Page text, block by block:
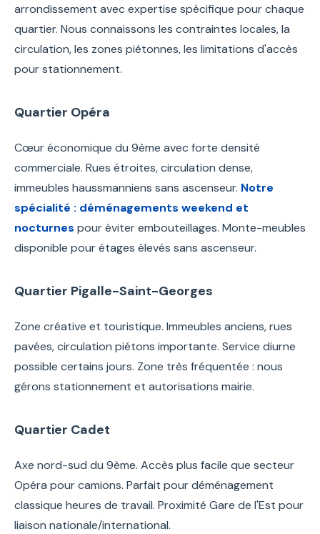
arrondissement avec expertise spécifique pour chaque
quartier. Nous connaissons les contraintes locales, la
circulation, les zones piétonnes, les limitations d'accès
pour stationnement.
Quartier Opéra
Cœur économique du 9ème avec forte densité
commerciale. Rues étroites, circulation dense,
immeubles haussmanniens sans ascenseur. Notre
spécialité : déménagements weekend et
nocturnes pour éviter embouteillages. Monte-meubles
disponible pour étages élevés sans ascenseur.
Quartier Pigalle-Saint-Georges
Zone créative et touristique. Immeubles anciens, rues
pavées, circulation piétons importante. Service diurne
possible certains jours. Zone très fréquentée : nous
gérons stationnement et autorisations mairie.
Quartier Cadet
Axe nord-sud du 9ème. Accès plus facile que secteur
Opéra pour camions. Parfait pour déménagement
classique heures de travail. Proximité Gare de l'Est pour
liaison nationale/international.